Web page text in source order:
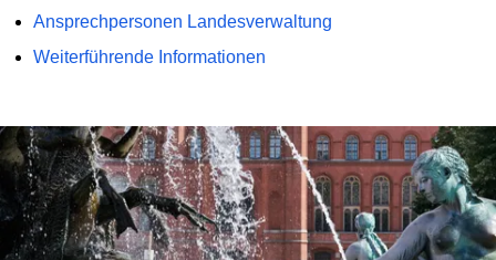
Ansprechpersonen Landesverwaltung
Weiterführende Informationen